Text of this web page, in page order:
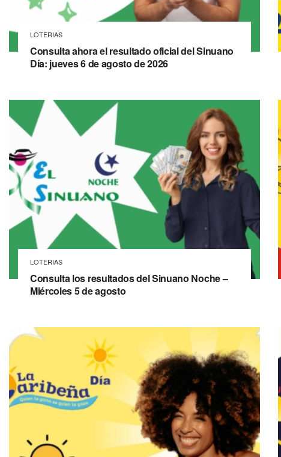
LOTERIAS
Consulta ahora el resultado oficial del Sinuano
Día: jueves 6 de agosto de 2026
LOTERIAS
Consulta los resultados del Sinuano Noche –
Miércoles 5 de agosto